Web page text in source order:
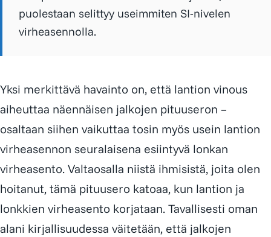
puolestaan selittyy useimmiten SI-nivelen
virheasennolla.
Yksi merkittävä havainto on, että lantion vinous
aiheuttaa näennäisen jalkojen pituuseron –
osaltaan siihen vaikuttaa tosin myös usein lantion
virheasennon seuralaisena esiintyvä lonkan
virheasento. Valtaosalla niistä ihmisistä, joita olen
hoitanut, tämä pituusero katoaa, kun lantion ja
lonkkien virheasento korjataan. Tavallisesti oman
alani kirjallisuudessa väitetään, että jalkojen